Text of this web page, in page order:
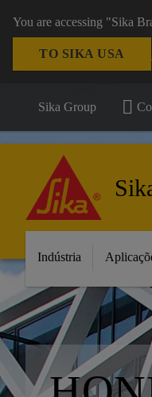
You are accessing "Sika
TO SIKA USA
Sika Group
Indústria